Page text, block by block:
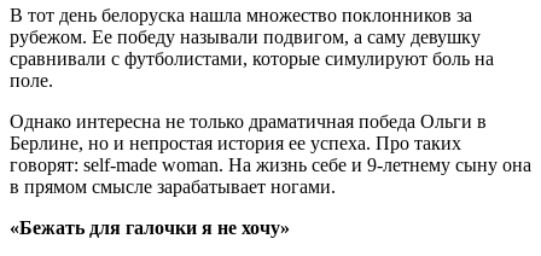
В тот день белоруска нашла множество поклонников за
рубежом. Ее победу называли подвигом, а саму девушку
сравнивали с футболистами, которые симулируют боль на
поле.
Однако интересна не только драматичная победа Ольги в
Берлине, но и непростая история ее успеха. Про таких
говорят: self-made woman. На жизнь себе и 9-летнему сыну она
в прямом смысле зарабатывает ногами.
«Бежать для галочки я не хочу»